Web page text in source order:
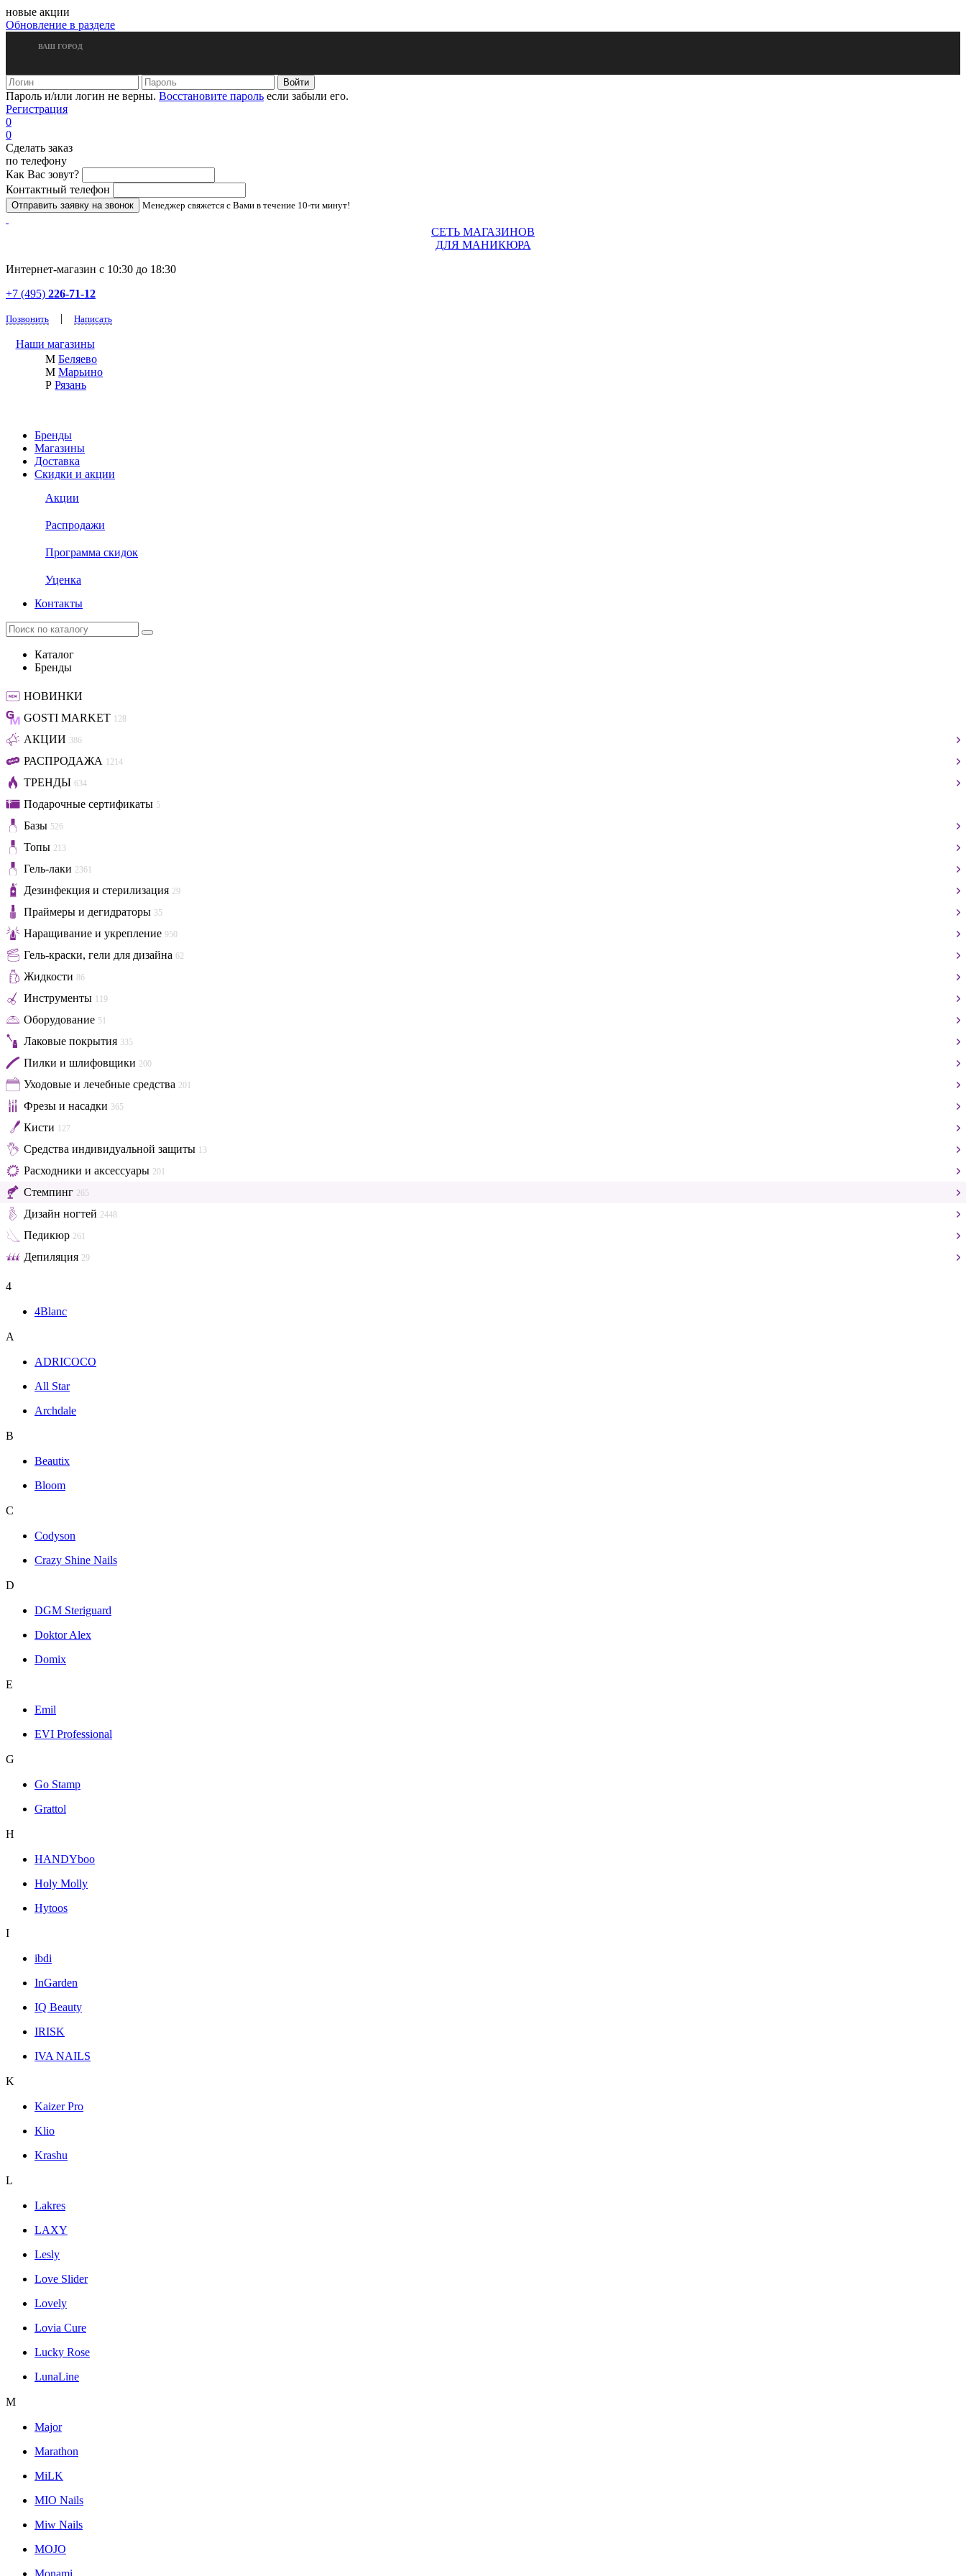
новые акции
Обновление в разделе
ВАШ ГОРОД
Пароль и/или логин не верны. Восстановите пароль если забыли его.
Регистрация
0
0
Сделать заказ
по телефону
Как Вас зовут?
Контактный телефон
Менеджер свяжется с Вами в течение 10-ти минут!
СЕТЬ МАГАЗИНОВ
ДЛЯ МАНИКЮРА
Интернет-магазин с 10:30 до 18:30
+7 (495) 226-71-12
Позвонить | Написать
Наши магазины
М Беляево
М Марьино
Р Рязань
Бренды
Магазины
Доставка
Скидки и акции
Акции
Распродажи
Программа скидок
Уценка
Контакты
Каталог
Бренды
НОВИНКИ
GOSTI MARKET 128
АКЦИИ 386
РАСПРОДАЖА 1214
ТРЕНДЫ 634
Подарочные сертификаты 5
Базы 526
Топы 213
Гель-лаки 2361
Дезинфекция и стерилизация 29
Праймеры и дегидраторы 35
Наращивание и укрепление 950
Гель-краски, гели для дизайна 62
Жидкости 86
Инструменты 119
Оборудование 51
Лаковые покрытия 335
Пилки и шлифовщики 200
Уходовые и лечебные средства 201
Фрезы и насадки 365
Кисти 127
Средства индивидуальной защиты 13
Расходники и аксессуары 201
Стемпинг 265
Дизайн ногтей 2448
Педикюр 261
Депиляция 29
4
4Blanc
A
ADRICOCO
All Star
Archdale
B
Beautix
Bloom
C
Codyson
Crazy Shine Nails
D
DGM Steriguard
Doktor Alex
Domix
E
Emil
EVI Professional
G
Go Stamp
Grattol
H
HANDYboo
Holy Molly
Hytoos
I
ibdi
InGarden
IQ Beauty
IRISK
IVA NAILS
K
Kaizer Pro
Klio
Krashu
L
Lakres
LAXY
Lesly
Love Slider
Lovely
Lovia Cure
Lucky Rose
LunaLine
M
Major
Marathon
MiLK
MIO Nails
Miw Nails
MOJO
Monami